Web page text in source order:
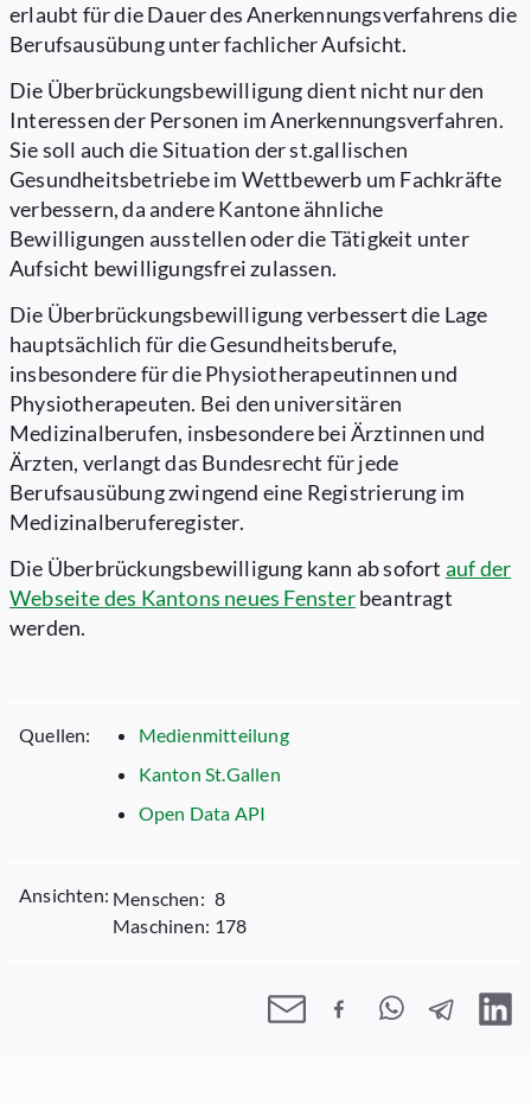
erlaubt für die Dauer des Anerkennungsverfahrens die
Berufsausübung unter fachlicher Aufsicht.
Die Überbrückungsbewilligung dient nicht nur den
Interessen der Personen im Anerkennungsverfahren.
Sie soll auch die Situation der st.gallischen
Gesundheitsbetriebe im Wettbewerb um Fachkräfte
verbessern, da andere Kantone ähnliche
Bewilligungen ausstellen oder die Tätigkeit unter
Aufsicht bewilligungsfrei zulassen.
Die Überbrückungsbewilligung verbessert die Lage
hauptsächlich für die Gesundheitsberufe,
insbesondere für die Physiotherapeutinnen und
Physiotherapeuten. Bei den universitären
Medizinalberufen, insbesondere bei Ärztinnen und
Ärzten, verlangt das Bundesrecht für jede
Berufsausübung zwingend eine Registrierung im
Medizinalberuferegister.
Die Überbrückungsbewilligung kann ab sofort auf der
Webseite des Kantons neues Fensterbeantragt
werden.
Quellen:
Medienmitteilung
Kanton St.Gallen
Open Data API
Ansichten: Menschen: 8
Maschinen: 178